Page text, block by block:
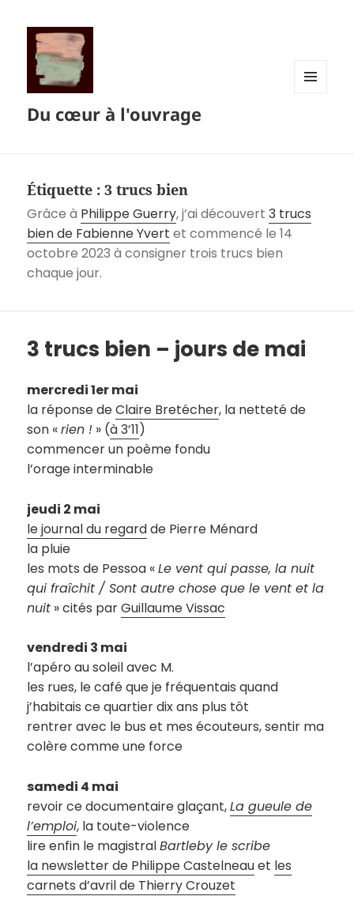
Du cœur à l'ouvrage
Étiquette :3 trucs bien
Grâce à Philippe Guerry, j’ai découvert3 trucs
bien de Fabienne Yvert et commencé le 14
octobre 2023 à consigner trois trucs bien
chaque jour.
3 trucs bien – jours de mai
mercredi 1er mai
la réponse deClaire Bretécher, la netteté de
son «rien ! » (à 3’11)
commencer un poème fondu
l’orage interminable
jeudi 2 mai
le journal du regardde Pierre Ménard
la pluie
les mots de Pessoa «Le vent qui passe, la nuit
qui fraîchit / Sont autre chose que le vent et la
nuit » cités parGuillaume Vissac
vendredi 3 mai
l’apéro au soleil avec M.
les rues, le café que je fréquentais quand
j’habitais ce quartier dix ans plus tôt
rentrer avec le bus et mes écouteurs, sentir ma
colère comme une force
samedi 4 mai
revoir ce documentaire glaçant,La gueule de
l’emploi, la toute-violence
lire enfin le magistralBartleby le scribe
la newsletter de Philippe Castelneauet les
carnets d’avril de Thierry Crouzet